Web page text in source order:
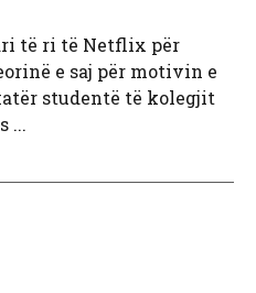
të ri të Netflix për
e saj për motivin e
studentë të kolegjit
...